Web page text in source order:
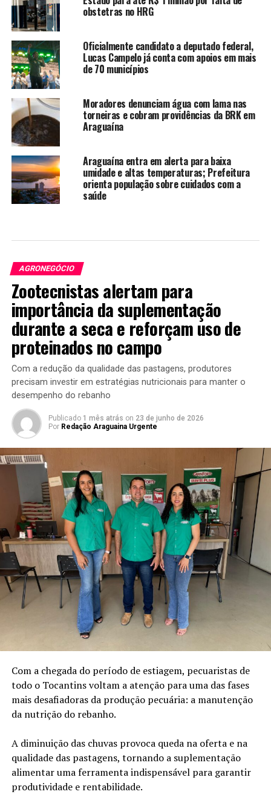
obstetras no HRG
Oficialmente candidato a deputado federal,
Lucas Campelo já conta com apoios em mais
de 70 municípios
Moradores denunciam água com lama nas
torneiras e cobram providências da BRK em
Araguaína
Araguaína entra em alerta para baixa
umidade e altas temperaturas; Prefeitura
orienta população sobre cuidados com a
saúde
AGRONEGÓCIO
Zootecnistas alertam para
importância da suplementação
durante a seca e reforçam uso de
proteinados no campo
Com a redução da qualidade das pastagens, produtores
precisam investir em estratégias nutricionais para manter o
desempenho do rebanho
Publicado 1 mês atrás on 23 de junho de 2026
Por Redação Araguaina Urgente
Com a chegada do período de estiagem, pecuaristas de
todo o Tocantins voltam a atenção para uma das fases
mais desafiadoras da produção pecuária: a manutenção
da nutrição do rebanho.
A diminuição das chuvas provoca queda na oferta e na
qualidade das pastagens, tornando a suplementação
alimentar uma ferramenta indispensável para garantir
produtividade e rentabilidade.